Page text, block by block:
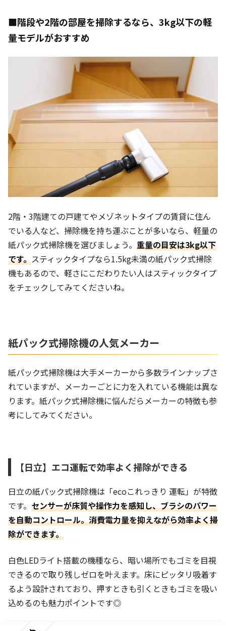
■階段や2階の部屋を掃除するなら、3kg以下の軽
量モデルがおすすめ
2階・3階建ての戸建てやメゾネットタイプの賃貸に住ん
でいる人など、掃除機を持ち運ぶことが多いなら、軽量の
紙パック式掃除機を選びましょう。 重量の目安は3kg以下
です。スティックタイプなら1.5kg未満の紙パック式掃除
機もあるので、軽さにこだわりたい人はスティックタイプ
をチェックしてみてくださいね。
紙パック式掃除機の人気メーカー
紙パック式掃除機は大手メーカーから多数ラインナップさ
れていますが、メーカーごとに力を入れている機能は異な
ります。紙パック式掃除機に悩んだらメーカーの特徴も参
考にしてみてください。
【日立】エコ運転で効率よく掃除ができる
日立の紙パック式掃除機は「ecoこれっきり 運転」が特徴
です。 センサーが床質や操作力を感知し、ブラシのパワー
を自動コントロール。消費電力量を抑えながら効率よく掃
除ができます。
白色LEDライト搭載の機種なら、暗い場所でもゴミを目視
できるので取り残しゼロを叶えます。床にピッタリ吸着す
るよう設計されており、押すときも引くときもゴミを吸い
込めるのも魅力ポイントです◎